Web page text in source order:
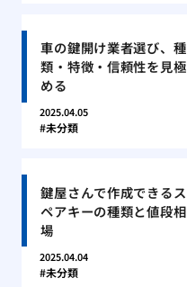
車の鍵開け業者選び、種
類・特徴・信頼性を見極
める
2025.04.05
未分類
鍵屋さんで作成できるス
ペアキーの種類と値段相
場
2025.04.04
未分類